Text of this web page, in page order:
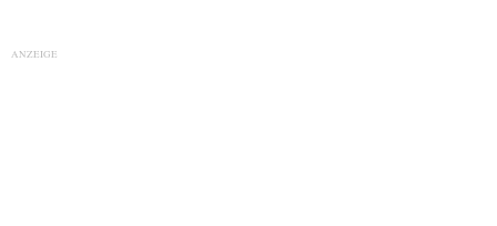
ANZEIGE